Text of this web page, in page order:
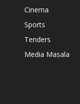
Cinema
Sports
Tenders
Media Masala